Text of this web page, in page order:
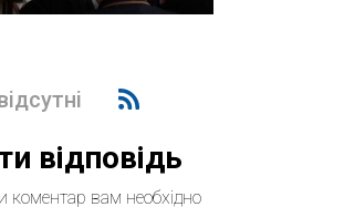
відповідь
коментар вам необхідно